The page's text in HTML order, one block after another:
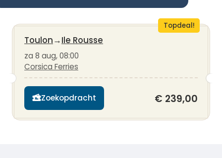
Topdeal!
Toulon→Ile Rousse
za 8 aug, 08:00
Corsica Ferries
Zoekopdracht € 239,00